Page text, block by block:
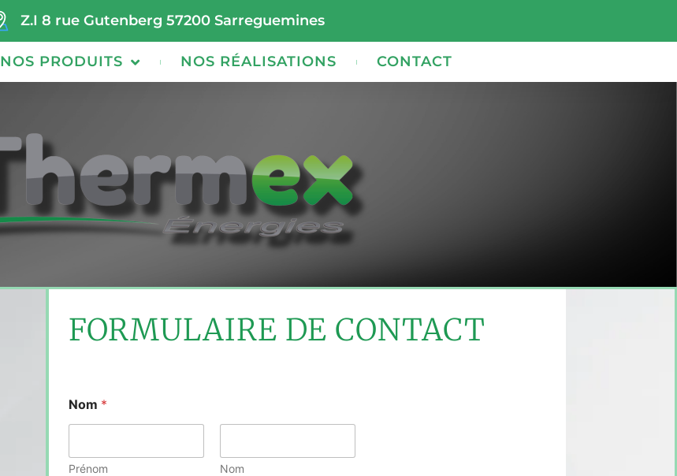
Z.I 8 rue Gutenberg 57200 Sarreguemines
NOS PRODUITS NOS RÉALISATIONS CONTACT
FORMULAIRE DE CONTACT
Nom *
Prénom Nom